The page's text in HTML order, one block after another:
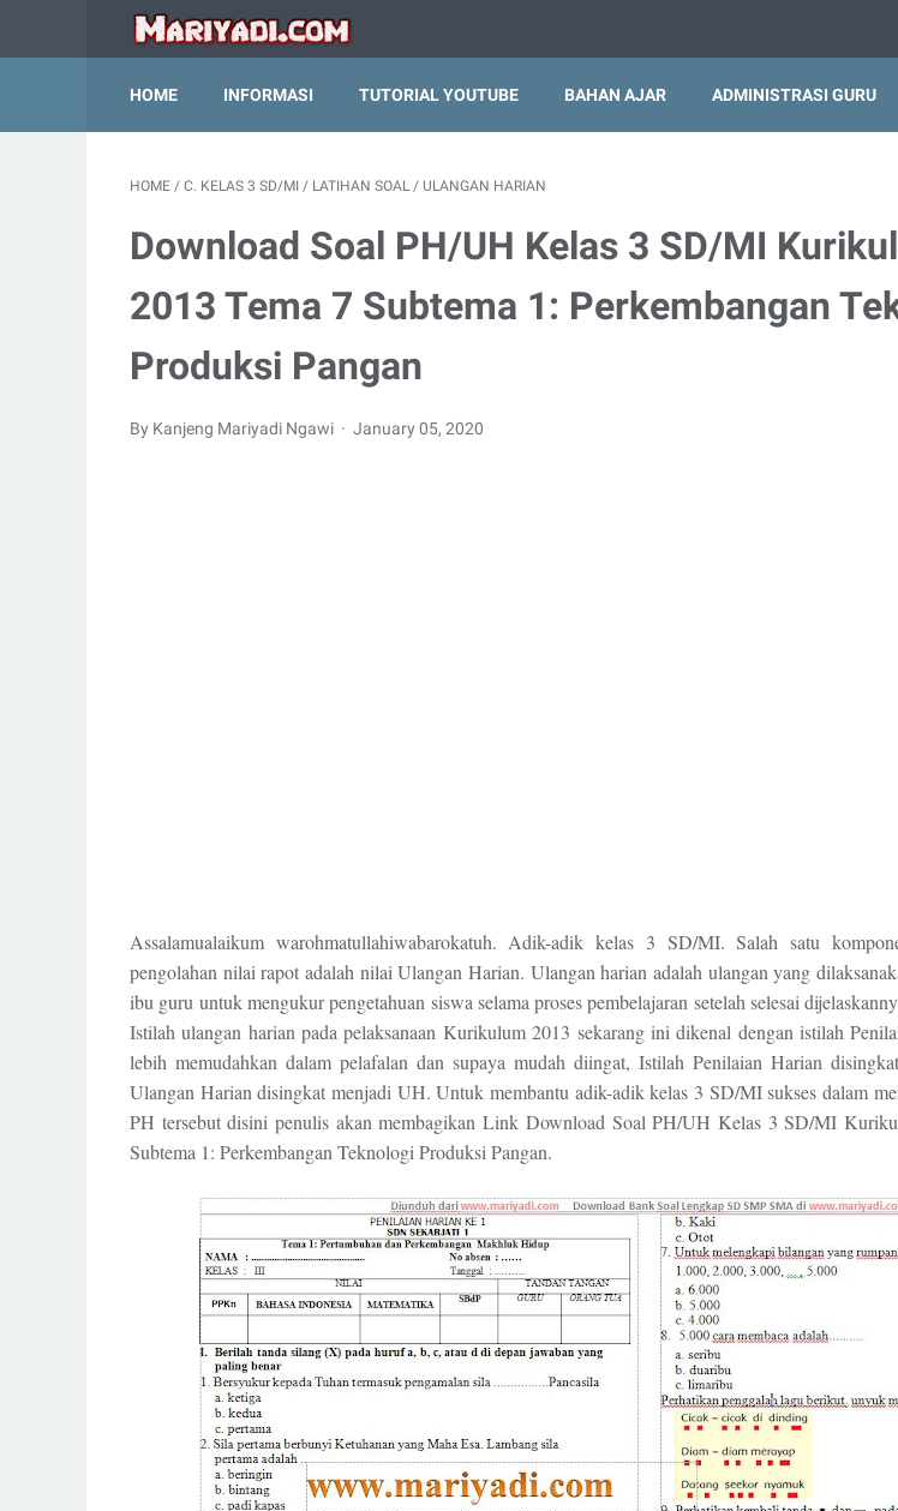
HOME INFORMASI TUTORIAL YOUTUBE BAHAN AJAR ADMINISTRASI GURU
HOME / C. KELAS 3 SD/MI / LATIHAN SOAL / ULANGAN HARIAN
Download Soal PH/UH Kelas 3 SD/MI
2013 Tema 7 Subtema 1: Perkembangan
Produksi Pangan
By Kanjeng Mariyadi Ngawi January 05, 2020
Assalamualaikum warohmatullahiwabarokatuh. Adik-adik kelas 3 SD/MI. Salah satu
pengolahan nilai rapot adalah nilai Ulangan Harian. Ulangan harian adalah ulangan yang
ibu guru untuk mengukur pengetahuan siswa selama proses pembelajaran setelah selesai
Istilah ulangan harian pada pelaksanaan Kurikulum 2013 sekarang ini dikenal dengan istilah
lebih memudahkan dalam pelafalan dan supaya mudah diingat, Istilah Penilaian Harian
Ulangan Harian disingkat menjadi UH. Untuk membantu adik-adik kelas 3 SD/MI sukses dalam
PH tersebut disini penulis akan membagikan Link Download Soal PH/UH Kelas 3 SD/MI
Subtema 1: Perkembangan Teknologi Produksi Pangan.